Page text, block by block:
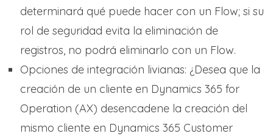
determinará qué puede hacer con un Flow; si su
rol de seguridad evita la eliminación de
registros, no podrá eliminarlo con un Flow.
Opciones de integración livianas: ¿Desea que la
creación de un cliente en Dynamics 365 for
Operation (AX) desencadene la creación del
mismo cliente en Dynamics 365 Customer